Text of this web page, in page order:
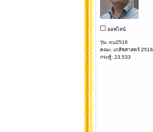
ออฟไลน์
รุ่น: rcu2516
คณะ: เภสัชศาสตร์ 2516
กระทู้: 23,533